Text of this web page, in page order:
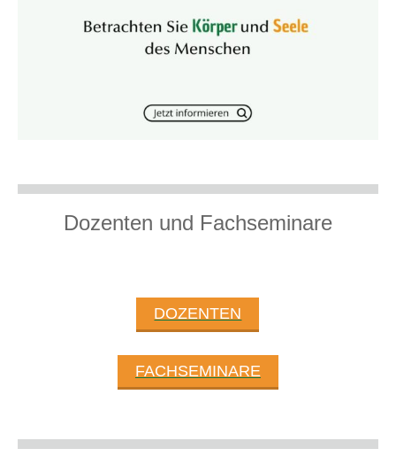
Dozenten und Fachseminare
DOZENTEN
FACHSEMINARE